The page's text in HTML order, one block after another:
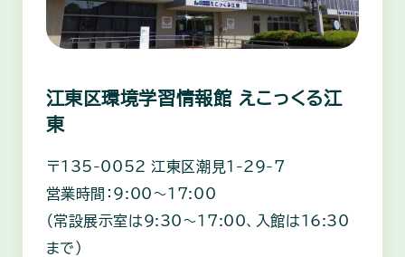
江東区環境学習情報館 えこっくる江
東
〒135-0052 江東区潮見1-29-7
営業時間：9:00～17:00
（常設展示室は9:30～17:00、入館は16:30
まで）